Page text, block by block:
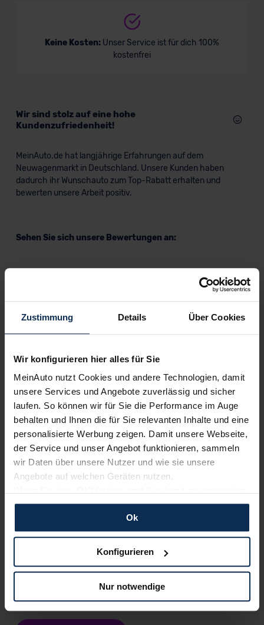
Zustimmung Details Über Cookies
Wir konfigurieren hier alles für Sie
MeinAuto nutzt Cookies und andere Technologien, damit
unsere Services und Angebote zuverlässig und sicher
laufen. So können wir für Sie die Performance im Auge
behalten und Ihnen die für Sie relevanten Inhalte und eine
personalisierte Werbung zeigen. Damit unsere Webseite,
der Service und unser Angebot funktionieren, sammeln
wir Daten über unsere Nutzer und wie sie unsere
Angebote auf welchen Geräten nutzen.
und erlauben uns Cookies für unseren Service zu
verwenden und diese Daten an Dritte weiterzugeben,
etwa an unsere Marketingpartner. Falls Sie dem nicht
zustimmen möchten, beschränken wir uns auf die
dann nicht auf Sie zuschneiden und Sie somit nicht
perfekt auf dem Weg zu Ihrem Neuwagen unterstützen.
Sie können die Einstellungen jederzeit anpassen oder
widerrufen.
Ok
Konfigurieren
Nur notwendige
Keine Kosten: Unser Service ist für dich 100%
kostenfrei
Wir sind stolz auf eine hohe
Kundenzufriedenheit!
MeinAuto.de hat langjährige Erfahrungen auf dem
Neuwagenmarkt in Deutschland. Unsere Kunden haben
dadurch ihr Wunschauto zum Top-Rabatt erhalten und
bewerten unsere Arbeit positiv.
Sehen Sie sich unsere Bewertungen an:
Testberichte
KI-generiert
Maserati Grecale (Test 2022): Bläst der
Luxus-SUV BMW X4 und Co. den Marsch?
Maserati benennt seine SUVs gerne nach Winden im
Mittelmeer. Dem Levante folgte jüngst der 4,86 Meter lange
Grecale. Wir absolvieren mit ihm eine Test-Regatta.